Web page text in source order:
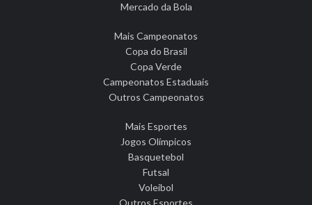
Mercado da Bola
Mais Campeonatos
Copa do Brasil
Copa Verde
Campeonatos Estaduais
Outros Campeonatos
Mais Esportes
Jogos Olímpicos
Basquetebol
Futsal
Voleibol